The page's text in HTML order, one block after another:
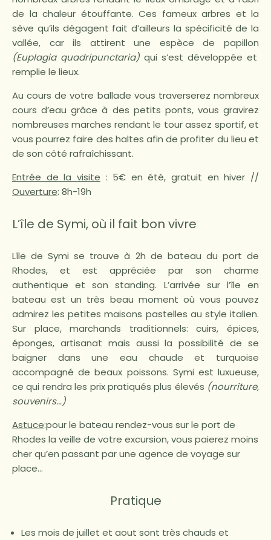
de la chaleur étouffante. Ces fameux arbres et la
sève qu’ils dégagent fait d’ailleurs la spécificité de la
vallée, car ils attirent une espèce de papillon
(Euplagia quadripunctaria) qui s’est développée et
remplie le lieux.
Au cours de votre ballade vous traverserez nombreux
cours d’eau grâce à des petits ponts, vous gravirez
nombreuses marches rendant le tour assez sportif, et
vous pourrez faire des haltes afin de profiter du lieu et
de son côté rafraîchissant.
Entrée de la visite : 5€ en été, gratuit en hiver //
Ouverture: 8h-19h
L’île de Symi, où il fait bon vivre
Lîle de Symi se trouve à 2h de bateau du port de
Rhodes, et est appréciée par son charme
authentique et son standing. L’arrivée sur l’île en
bateau est un très beau moment où vous pouvez
admirez les petites maisons pastelles au style italien.
Sur place, marchands traditionnels: cuirs, épices,
éponges, artisanat mais aussi la possibilité de se
baigner dans une eau chaude et turquoise
accompagné de beaux poissons. Symi est luxueuse,
ce qui rendra les prix pratiqués plus élevés (nourriture,
souvenirs…)
Astuce:pour le bateau rendez-vous sur le port de
Rhodes la veille de votre excursion, vous paierez moins
cher qu’en passant par une agence de voyage sur
place…
Pratique
Les mois de juillet et aout sont très chauds et